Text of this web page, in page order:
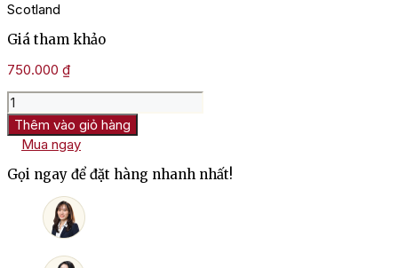
Scotland
Giá tham khảo
750.000 ₫
Rượu
Glenfiddich
12
Năm
số
lượng
Thêm vào giỏ hàng
Mua ngay
Gọi ngay để đặt hàng nhanh nhất!